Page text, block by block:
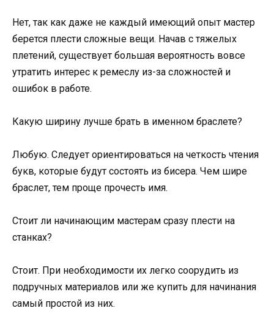
Нет, так как даже не каждый имеющий опыт мастер
берется плести сложные вещи. Начав с тяжелых
плетений, существует большая вероятность вовсе
утратить интерес к ремеслу из-за сложностей и
ошибок в работе.
Какую ширину лучше брать в именном браслете?
Любую. Следует ориентироваться на четкость чтения
букв, которые будут состоять из бисера. Чем шире
браслет, тем проще прочесть имя.
Стоит ли начинающим мастерам сразу плести на
станках?
Стоит. При необходимости их легко соорудить из
подручных материалов или же купить для начинания
самый простой из них.